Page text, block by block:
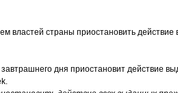
властей страны приостановить действие
дня приостановит действие